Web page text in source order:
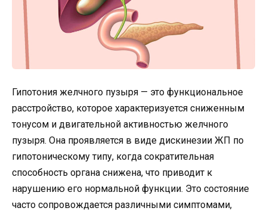
Гипотония желчного пузыря — это функциональное
расстройство, которое характеризуется сниженным
тонусом и двигательной активностью желчного
пузыря. Она проявляется в виде дискинезии ЖП по
гипотоническому типу, когда сократительная
способность органа снижена, что приводит к
нарушению его нормальной функции. Это состояние
часто сопровождается различными симптомами,